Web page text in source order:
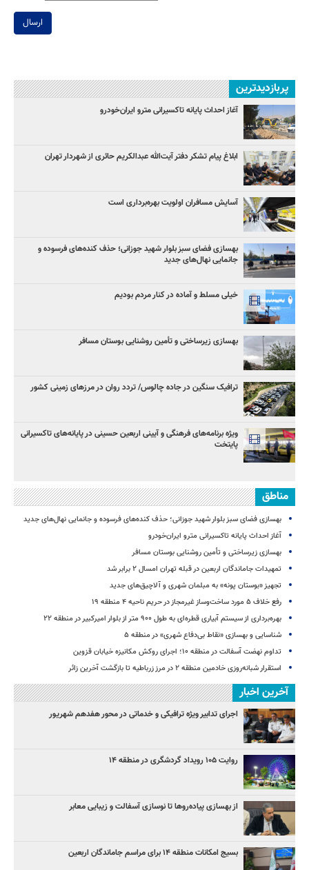
ارسال
پربازدیدترین
آغاز احداث پایانه تاکسیرانی مترو ایران‌خودرو
ابلاغ پیام تشکر دفتر آیت‌الله عبدالکریم حائری از شهردار تهران
آسایش مسافران اولویت بهره‌برداری است
بهسازی فضای سبز بلوار شهید جوزانی؛ حذف کنده‌های فرسوده و
جانمایی نهال‌های جدید
خیلی مسلط و آماده در کنار مردم بودیم
بهسازی زیرساختی و تأمین روشنایی بوستان مسافر
ترافیک سنگین در جاده چالوس/ تردد روان در مرزهای زمینی کشور
ویژه برنامه‌های فرهنگی و آیینی اربعین حسینی در پایانه‌های تاکسیرانی
پایتخت
مناطق
بهسازی فضای سبز بلوار شهید جوزانی؛ حذف کنده‌های فرسوده و جانمایی نهال‌های جدید
آغاز احداث پایانه تاکسیرانی مترو ایران‌خودرو
بهسازی زیرساختی و تأمین روشنایی بوستان مسافر
تمهیدات جاماندگان اربعین در قبله تهران امسال ۲ برابر شد
تجهیز «بوستان پونه» به مبلمان شهری و آلاچیق‌های جدید
رفع خلاف ۵ مورد ساخت‌وساز غیرمجاز در حریم ناحیه ۴ منطقه ۱۹
بهره‌برداری از سیستم آبیاری قطره‌ای به طول ۹۰۰ متر از بلوار امیرکبیر در منطقه ۲۲
شناسایی و بهسازی «نقاط بی‌دفاع شهری» در منطقه ۵
تداوم نهضت آسفالت در منطقه ۱۰؛ اجرای روکش مکانیزه خیابان قزوین
استقرار شبانه‌روزی خادمین منطقه ۲ در مرز زرباطیه تا بازگشت آخرین زائر
آخرین اخبار
اجرای تدابیر ویژه ترافیکی و خدماتی در محور هفدهم شهریور
روایت ۱۰۵ رویداد گردشگری در منطقه ۱۴
از بهسازی پیاده‌روها تا نوسازی آسفالت و زیبایی معابر
بسیج امکانات منطقه ۱۴ برای مراسم جاماندگان اربعین